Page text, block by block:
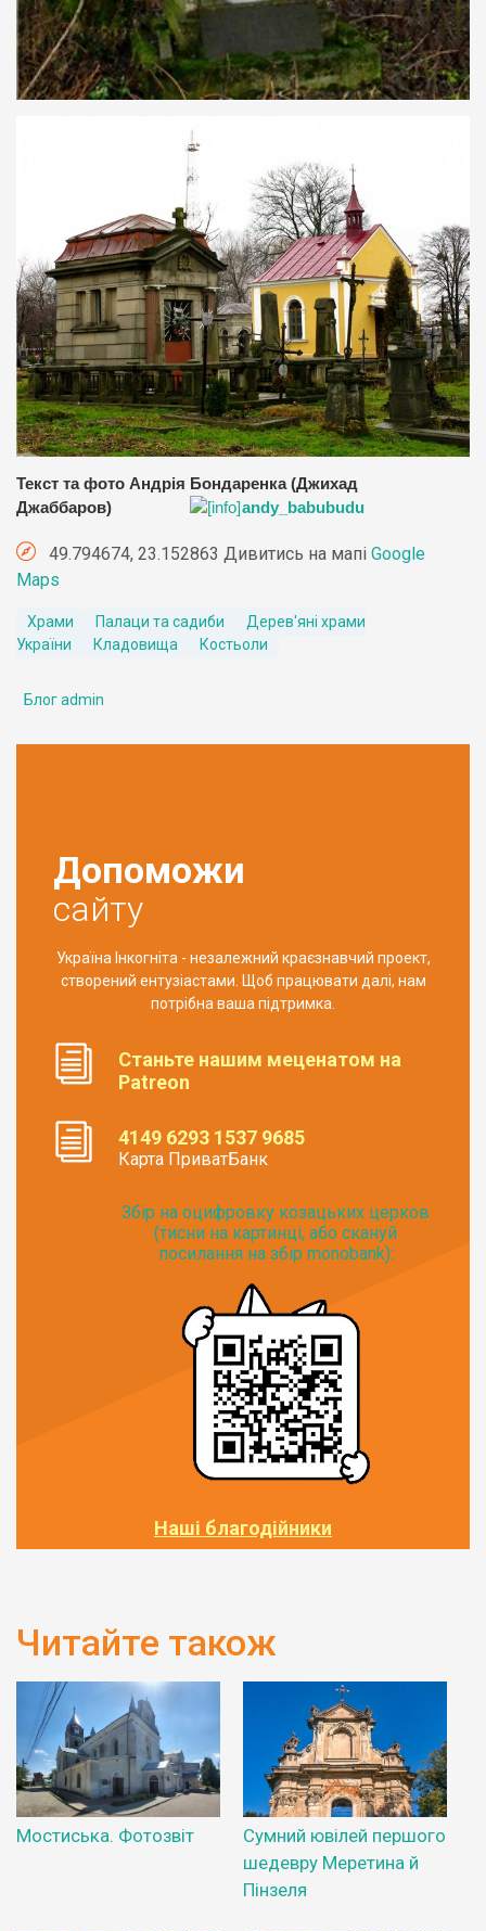
Текст та фото Андрія Бондаренка (Джихад
Джаббаров)
andy_babubudu
49.794674, 23.152863 Дивитись на мапі Google
Maps
Храми Палаци та садиби
Дерев'яні храми
України
Кладовища Костьоли
Блог admin
Допоможи
сайту
Україна Інкогніта - незалежний краєзнавчий проект,
створений ентузіастами. Щоб працювати далі, нам
потрібна ваша підтримка.
Станьте нашим меценатом на
Patreon
4149 6293 1537 9685
Карта ПриватБанк
Збір на оцифровку козацьких церков
(тисни на картинці, або скануй
посилання на збір monobank):
Наші благодійники
Читайте також
Мостиська. Фотозвіт
Сумний ювілей першого
шедевру Меретина й
Пінзеля